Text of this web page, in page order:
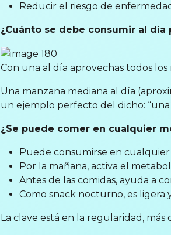
Reducir el riesgo de
¿Cuánto se debe consumir al día
Con una al día aprovechas todos
Una manzana mediana al día
un ejemplo perfecto del dicho:
¿Se puede comer en cualquier
Puede consumirse en
Por la mañana, activa el
Antes de las comidas, ayuda a
Como snack nocturno, es ligera
La clave está en la regularidad, más